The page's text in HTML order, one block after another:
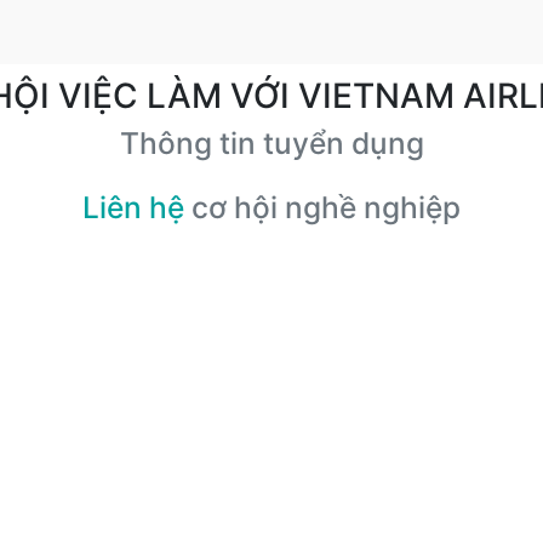
VIỆC LÀM VỚI VIETNAM
Thông tin tuyển dụng
Liên hệ cơ hội nghề nghiệp